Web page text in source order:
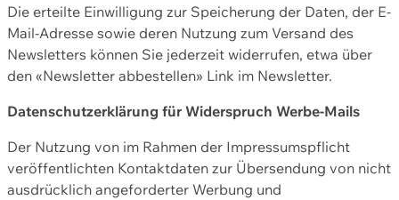
Die erteilte Einwilligung zur Speicherung der Daten, der E-
Mail-Adresse sowie deren Nutzung zum Versand des
Newsletters können Sie jederzeit widerrufen, etwa über
den «Newsletter abbestellen» Link im Newsletter.
Datenschutzerklärung für Widerspruch Werbe-Mails
Der Nutzung von im Rahmen der Impressumspflicht
veröffentlichten Kontaktdaten zur Übersendung von nicht
ausdrücklich angeforderter Werbung und